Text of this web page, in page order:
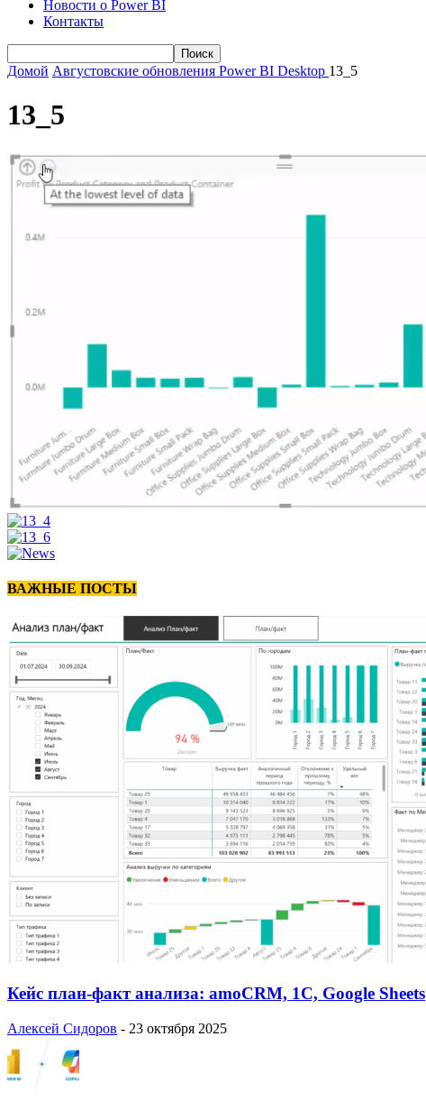
Новости о Power BI
Контакты
Домой Августовские обновления Power BI Desktop 13_5
13_5
ВАЖНЫЕ ПОСТЫ
Кейс план-факт анализа: amoCRM, 1C, Google Sheets
Алексей Сидоров - 23 октября 2025